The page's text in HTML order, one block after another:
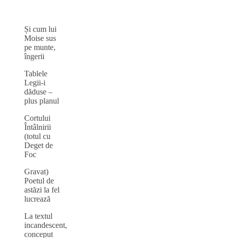
Și cum lui
Moise sus
pe munte,
îngerii
Tablele
Legii-i
dăduse –
plus planul
Cortului
Întâlnirii
(totul cu
Deget de
Foc
Gravat)
Poetul de
astăzi la fel
lucrează
La textul
incandescent,
conceput